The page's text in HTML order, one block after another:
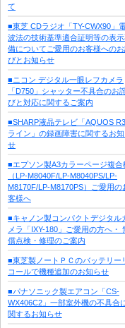
て
■東芝 CDラジオ「TY-CWX90」
波法の技術基準適合証明等の表示
備についてご愛用のお客様へのお
びとお知らせ
■ニコン デジタル一眼レフカメラ
「D750」シャッター不具合のお
びと対応に関するご案内
■SHARP液晶テレビ「AQUOS
ライン」の録画障害に関するお知
せ
■エプソン製A3カラーページ複合
（LP-M8040F/LP-M8040PS/LP-
M8170F/LP-M8170PS）ご愛用の
客様へ
■キャノン製コンパクトデジタル
メラ「IXY-180」ご愛用の方へ・
償点検・修理のご案内
■東芝製ノートＰＣのバッテリー
コールで機種追加のお知らせ
■パナソニック製エアコン「CS-
WX406C2」一部室外機の不具合
関するお知らせ